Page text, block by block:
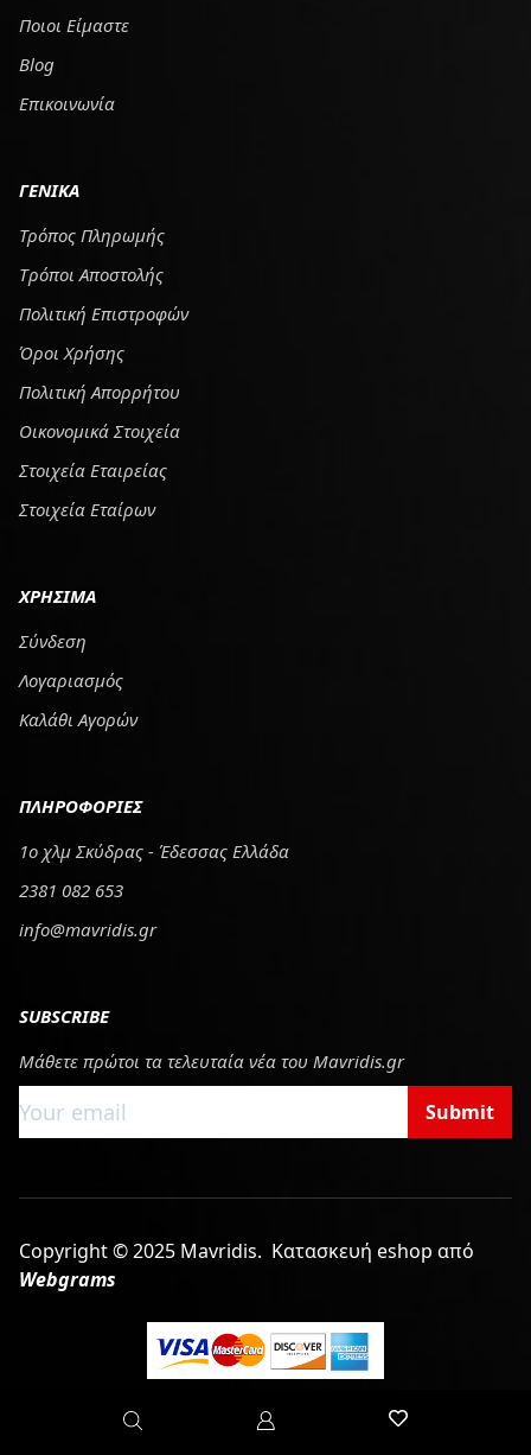
Ποιοι Είμαστε
Blog
Επικοινωνία
ΓΕΝΙΚΑ
Τρόπος Πληρωμής
Tρόποι Αποστολής
Πολιτική Επιστροφών
Όροι Χρήσης
Πολιτική Απορρήτου
Οικονομικά Στοιχεία
Στοιχεία Εταιρείας
Στοιχεία Εταίρων
ΧΡΗΣΙΜΑ
Σύνδεση
Λογαριασμός
Καλάθι Αγορών
ΠΛΗΡΟΦΟΡΙΕΣ
1ο χλμ Σκύδρας - Έδεσσας Ελλάδα
2381 082 653
info@mavridis.gr
SUBSCRIBE
Μάθετε πρώτοι τα τελευταία νέα του Mavridis.gr
Submit
Copyright © 2025 Mavridis. Κατασκευή eshop από
Webgrams